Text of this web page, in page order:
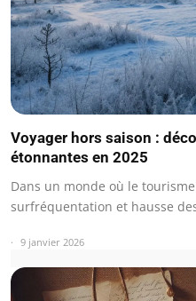
Voyager hors saison :
étonnantes en 2025
Dans un monde où le
surfréquentation et hausse
9 janvier 2026